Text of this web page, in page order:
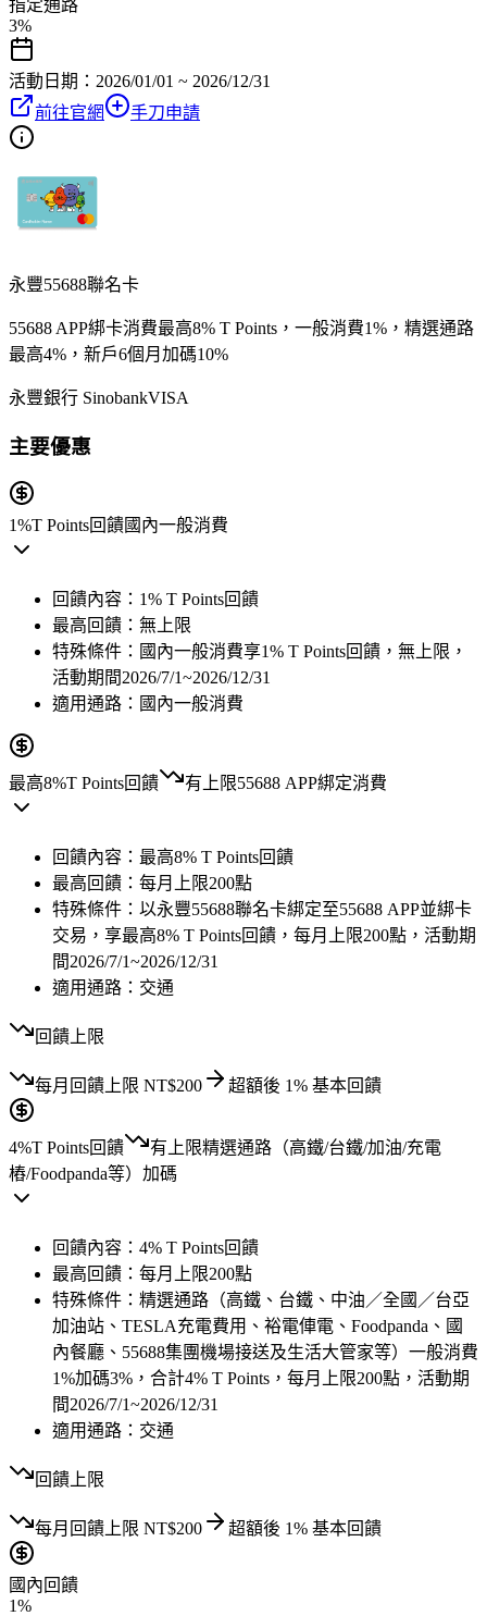
指定通路
3%
活動日期： 2026/01/01 ~ 2026/12/31
前往官網
手刀申請
永豐55688聯名卡
55688 APP綁卡消費最高8% T Points，一般消費1%，精選通路
最高4%，新戶6個月加碼10%
永豐銀行 SinobankVISA
主要優惠
1%T Points回饋國內一般消費
回饋內容： 1% T Points回饋
最高回饋： 無上限
特殊條件： 國內一般消費享1% T Points回饋，無上限，
活動期間2026/7/1~2026/12/31
適用通路： 國內一般消費
最高8%T Points回饋 有上限55688 APP綁定消費
回饋內容： 最高8% T Points回饋
最高回饋： 每月上限200點
特殊條件： 以永豐55688聯名卡綁定至55688 APP並綁卡
交易，享最高8% T Points回饋，每月上限200點，活動期
間2026/7/1~2026/12/31
適用通路： 交通
回饋上限
每月 回饋上限 NT$200 超額後 1% 基本回饋
4%T Points回饋 有上限精選通路（高鐵/台鐵/加油/充電
樁/Foodpanda等）加碼
回饋內容： 4% T Points回饋
最高回饋： 每月上限200點
特殊條件： 精選通路（高鐵、台鐵、中油／全國／台亞
加油站、TESLA充電費用、裕電俥電、Foodpanda、國
內餐廳、55688集團機場接送及生活大管家等）一般消費
1%加碼3%，合計4% T Points，每月上限200點，活動期
間2026/7/1~2026/12/31
適用通路： 交通
回饋上限
每月 回饋上限 NT$200 超額後 1% 基本回饋
國內回饋
1%